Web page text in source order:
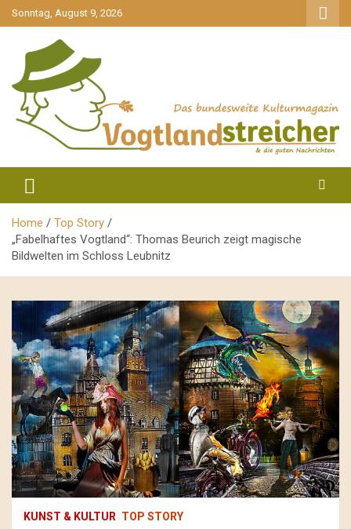
gehe
zum
Sonntag, August 9, 2026
Vogtlandstreicher
Home
Top Story
„Fabelhaftes Vogtland“: Thomas Beurich zeigt magische
Bildwelten im Schloss Leubnitz
KUNST & KULTUR TOP STORY